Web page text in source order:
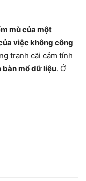
mù của một
việc không công
tranh cãi cảm tính
bàn mổ dữ liệu. Ở